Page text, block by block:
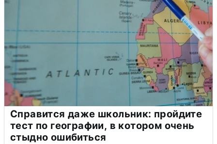
Справится даже школьник: пройдите
тест по географии, в котором очень
стыдно ошибиться